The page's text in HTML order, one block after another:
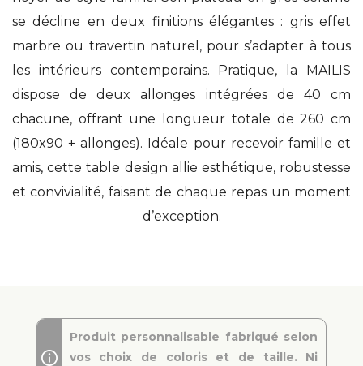
se décline en deux finitions élégantes : gris effet
marbre ou travertin naturel, pour s’adapter à tous
les intérieurs contemporains. Pratique, la MAILIS
dispose de deux allonges intégrées de 40 cm
chacune, offrant une longueur totale de 260 cm
(180x90 + allonges). Idéale pour recevoir famille et
amis, cette table design allie esthétique, robustesse
et convivialité, faisant de chaque repas un moment
d’exception.
Produit personnalisable fabriqué selon
vos choix de coloris et de taille. Ni